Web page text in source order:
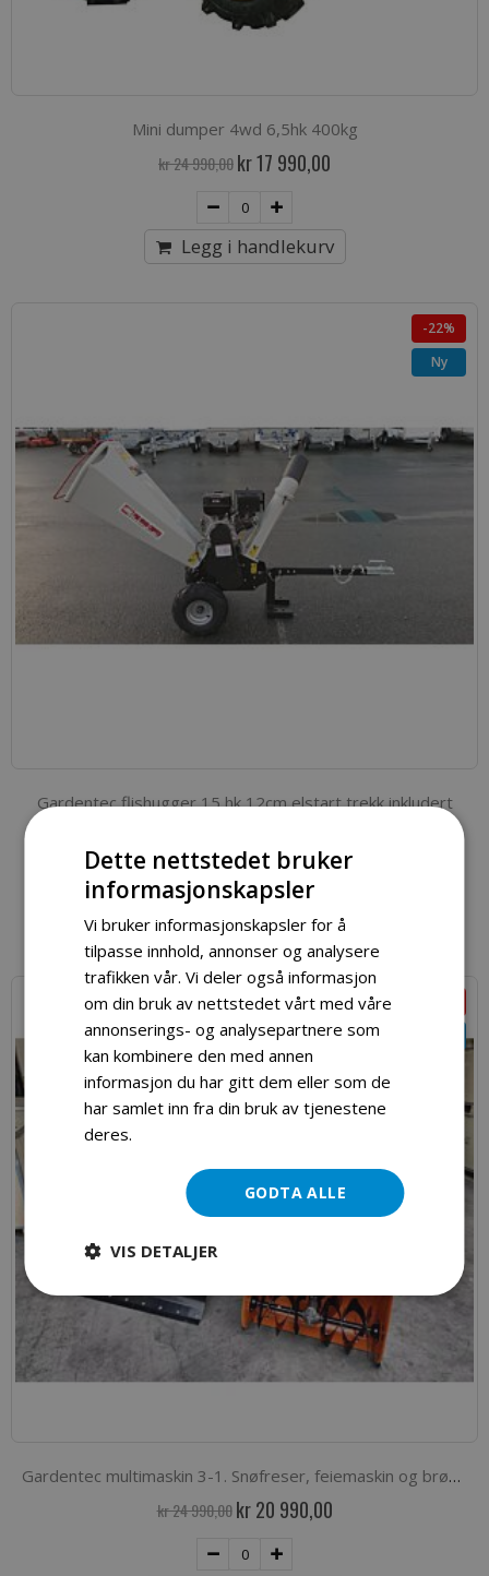
Mini dumper 4wd 6,5hk 400kg
kr 24 990,00 Spesialpris
kr 17 990,00
Legg i handlekurv
-22%
Ny
Gardentec flishugger 15 hk 12cm elstart trekk inkludert
Legg i handlekurv
Gardentec multimaskin 3-1. Snøfreser, feiemaskin og brøyteskjær
kr 24 990,00 Spesialpris
kr 20 990,00
Dette nettstedet bruker
informasjonskapsler
Vi bruker informasjonskapsler for å
tilpasse innhold, annonser og analysere
trafikken vår. Vi deler også informasjon
om din bruk av nettstedet vårt med våre
annonserings- og analysepartnere som
kan kombinere den med annen
informasjon du har gitt dem eller som de
har samlet inn fra din bruk av tjenestene
deres.
GODTA ALLE
VIS DETALJER